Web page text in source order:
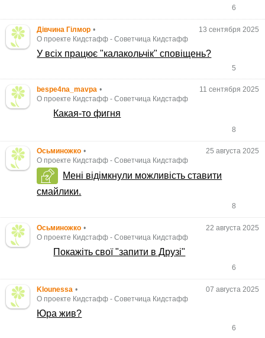
6
Дівчина Гілмор •
13 сентября 2025
О проекте Кидстафф -Советчица Кидстафф
У всіх працює "калакольчік" сповіщень?
5
bespe4na_mavpa •
11 сентября 2025
О проекте Кидстафф -Советчица Кидстафф
Какая-то фигня
8
Осьминожко •
25 августа 2025
О проекте Кидстафф -Советчица Кидстафф
Мені відімкнули можливість ставити
смайлики.
8
Осьминожко •
22 августа 2025
О проекте Кидстафф -Советчица Кидстафф
Покажіть свої "запити в Друзі"
6
Klounessa •
07 августа 2025
О проекте Кидстафф -Советчица Кидстафф
Юра жив?
6